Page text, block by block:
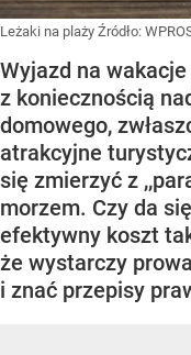
Leżaki na plaży Źródło:
Wyjazd na
z koniecznością
domowego,
atrakcyjne
się zmierzyć z
morzem. Czy da
efektywny koszt
że wystarczy
i znać przepisy